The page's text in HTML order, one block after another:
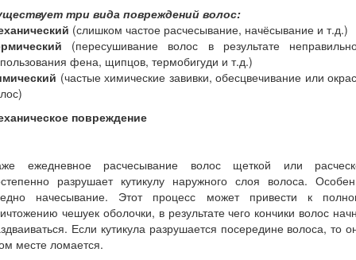
три вида повреждений волос:
(слишком частое расчесывание, начёсывание и т.д.)
(пересушивание волос в результате
фена, щипцов, термобигуди и т.д.)
(частые химические завивки, обесцвечивание или
повреждение
ежедневное расчесывание волос щеткой или
разрушает кутикулу наружного слоя волоса.
начесывание. Этот процесс может привести к
чешуек оболочки, в результате чего кончики волос
Если кутикула разрушается посередине волоса, то
месте ломается.